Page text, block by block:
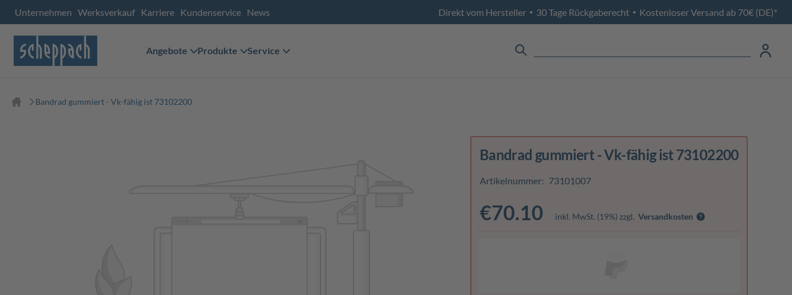
Unternehmen Werksverkauf Karriere Kundenservice News Direkt vom Hersteller • 30 Tage Rückgaberecht • Kostenloser Versand ab 70€ (DE)*
Angebote Produkte Service
Bandrad gummiert - Vk-fähig ist 73102200
Bandrad gummiert - Vk-fähig ist 73102200
Artikelnummer: 73101007
€70.10 inkl. MwSt. (19%) zzgl. Versandkosten